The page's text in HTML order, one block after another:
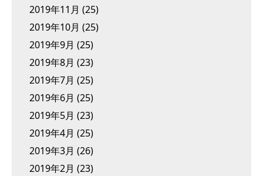
2019年11月 (25)
2019年10月 (25)
2019年9月 (25)
2019年8月 (23)
2019年7月 (25)
2019年6月 (25)
2019年5月 (23)
2019年4月 (25)
2019年3月 (26)
2019年2月 (23)